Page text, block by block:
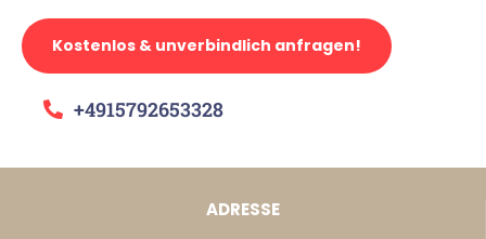
Kostenlos & unverbindlich anfragen!
+4915792653328
ADRESSE